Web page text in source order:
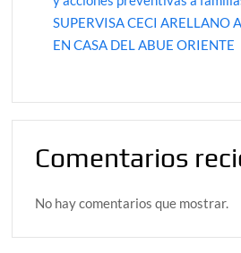
SUPERVISA CECI ARELLANO
EN CASA DEL ABUE ORIENTE
Comentarios
No hay comentarios que mostrar.